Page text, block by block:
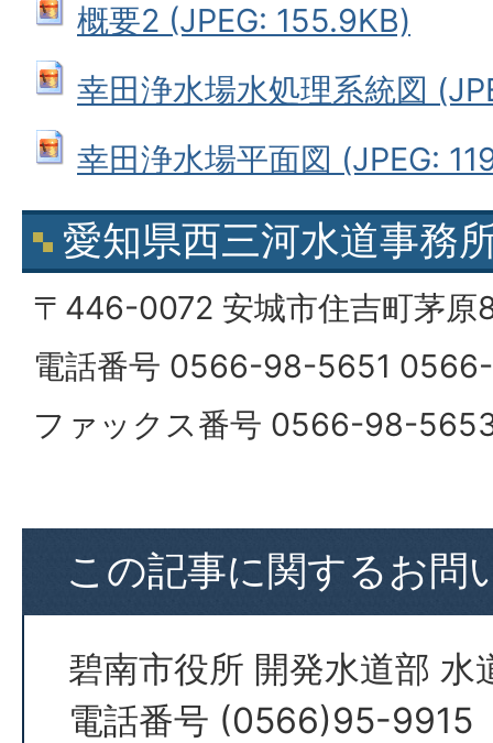
概要2 (JPEG: 155.9KB)
幸田浄水場水処理系統図
幸田浄水場平面図 (JPEG:
愛知県西三河水道事務
〒446-0072 安城市住吉町茅原
電話番号 0566-98-5651
ファックス番号 0566-98-
この記事に関するお問
碧南市役所 開発水道部 水
電話番号 (0566)95-9915